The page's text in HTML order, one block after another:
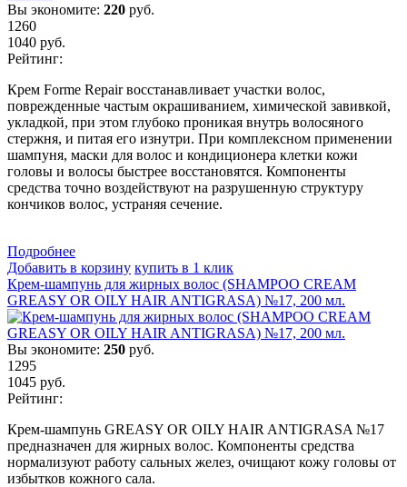
Вы экономите: 220 руб.
1260
1040 руб.
Рейтинг:
Крем Forme Repair восстанавливает участки волос,
поврежденные частым окрашиванием, химической завивкой,
укладкой, при этом глубоко проникая внутрь волосяного
стержня, и питая его изнутри. При комплексном применении
шампуня, маски для волос и кондиционера клетки кожи
головы и волосы быстрее восстановятся. Компоненты
средства точно воздействуют на разрушенную структуру
кончиков волос, устраняя сечение.
Подробнеe
Добавить в корзину купить в 1 клик
Крем-шампунь для жирных волос (SHAMPOO CREAM
GREASY OR OILY HAIR ANTIGRASA) №17, 200 мл.
Вы экономите: 250 руб.
1295
1045 руб.
Рейтинг:
Крем-шампунь GREASY OR OILY HAIR ANTIGRASA №17
предназначен для жирных волос. Компоненты средства
нормализуют работу сальных желез, очищают кожу головы от
избытков кожного сала.